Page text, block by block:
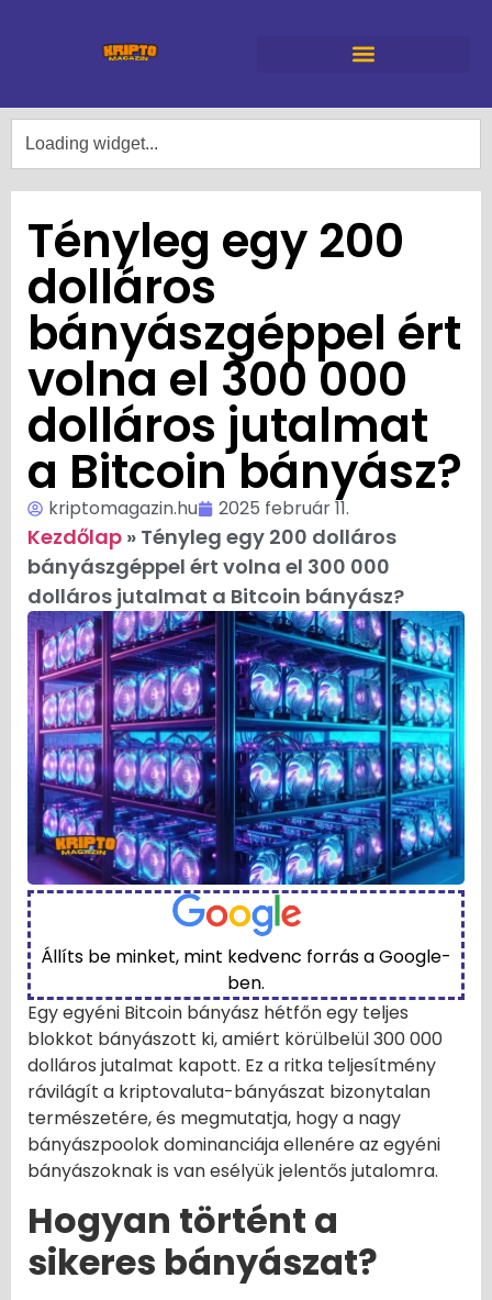
Tényleg egy 200
dolláros
bányászgéppel ért
volna el 300 000
dolláros jutalmat
a Bitcoin bányász?
kriptomagazin.hu 2025 február 11.
Kezdőlap » Tényleg egy 200 dolláros
bányászgéppel ért volna el 300 000
dolláros jutalmat a Bitcoin bányász?
Állíts be minket, mint kedvenc forrás a Google-
ben.
Egy egyéni Bitcoin bányász hétfőn egy teljes
blokkot bányászott ki, amiért körülbelül 300 000
dolláros jutalmat kapott. Ez a ritka teljesítmény
rávilágít a kriptovaluta-bányászat bizonytalan
természetére, és megmutatja, hogy a nagy
bányászpoolok dominanciája ellenére az egyéni
bányászoknak is van esélyük jelentős jutalomra.
Hogyan történt a
sikeres bányászat?